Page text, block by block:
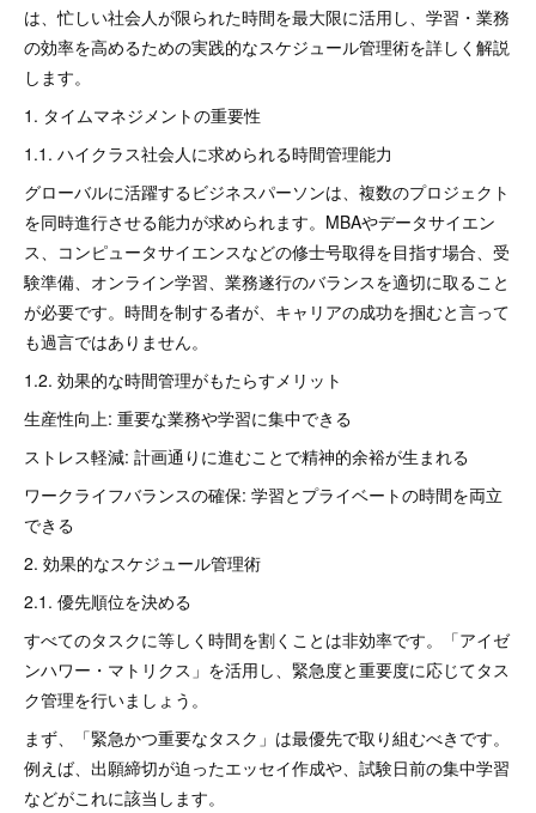
は、忙しい社会人が限られた時間を最大限に活用し、学習・業務
の効率を高めるための実践的なスケジュール管理術を詳しく解説
します。
1. タイムマネジメントの重要性
1.1. ハイクラス社会人に求められる時間管理能力
グローバルに活躍するビジネスパーソンは、複数のプロジェクト
を同時進行させる能力が求められます。MBAやデータサイエン
ス、コンピュータサイエンスなどの修士号取得を目指す場合、受
験準備、オンライン学習、業務遂行のバランスを適切に取ること
が必要です。時間を制する者が、キャリアの成功を掴むと言って
も過言ではありません。
1.2. 効果的な時間管理がもたらすメリット
生産性向上: 重要な業務や学習に集中できる
ストレス軽減: 計画通りに進むことで精神的余裕が生まれる
ワークライフバランスの確保: 学習とプライベートの時間を両立
できる
2. 効果的なスケジュール管理術
2.1. 優先順位を決める
すべてのタスクに等しく時間を割くことは非効率です。「アイゼ
ンハワー・マトリクス」を活用し、緊急度と重要度に応じてタス
ク管理を行いましょう。
まず、「緊急かつ重要なタスク」は最優先で取り組むべきです。
例えば、出願締切が迫ったエッセイ作成や、試験日前の集中学習
などがこれに該当します。